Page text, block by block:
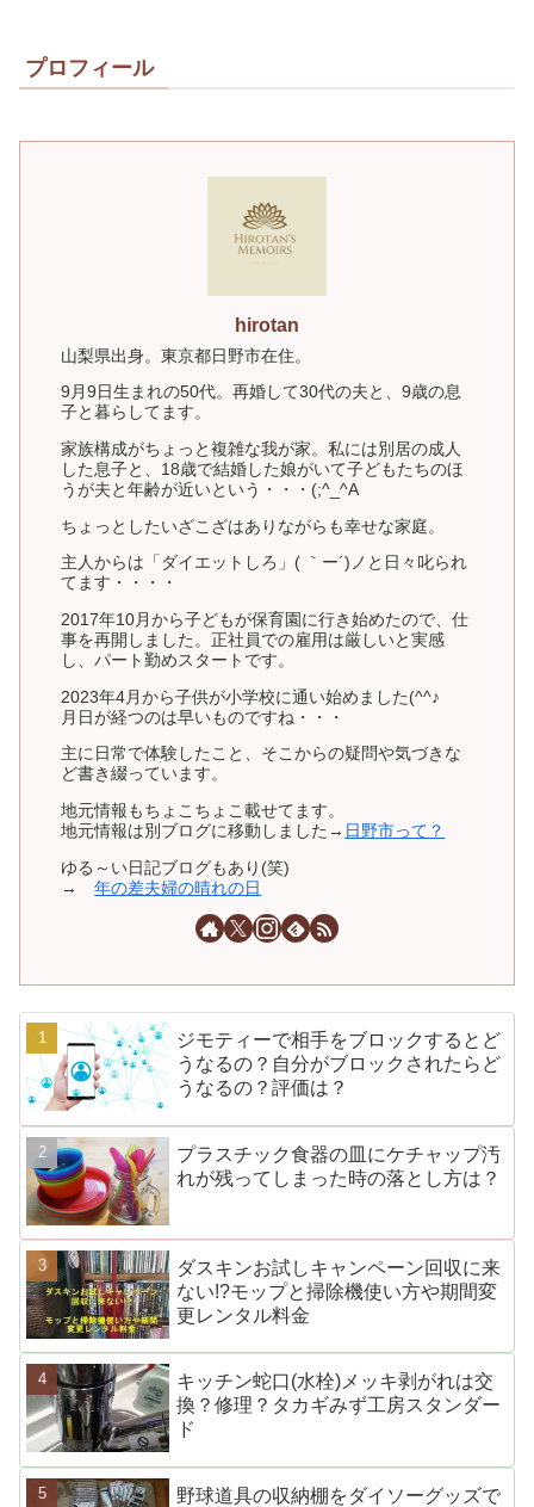
プロフィール
hirotan
山梨県出身。東京都日野市在住。
9月9日生まれの50代。再婚して30代の夫と、9歳の息
子と暮らしてます。
家族構成がちょっと複雑な我が家。私には別居の成人
した息子と、18歳で結婚した娘がいて子どもたちのほ
うが夫と年齢が近いという・・・(;^_^A
ちょっとしたいざこざはありながらも幸せな家庭。
主人からは「ダイエットしろ」( ｀ー´)ノと日々叱られ
てます・・・・
2017年10月から子どもが保育園に行き始めたので、仕
事を再開しました。正社員での雇用は厳しいと実感
し、パート勤めスタートです。
2023年4月から子供が小学校に通い始めました(^^♪
月日が経つのは早いものですね・・・
主に日常で体験したこと、そこからの疑問や気づきな
ど書き綴っています。
地元情報もちょこちょこ載せてます。
地元情報は別ブログに移動しました→ 日野市って？
ゆる～い日記ブログもあり(笑)
→年の差夫婦の晴れの日
ジモティーで相手をブロックするとど
うなるの？自分がブロックされたらど
うなるの？評価は？
プラスチック食器の皿にケチャップ汚
れが残ってしまった時の落とし方は？
ダスキンお試しキャンペーン回収に来
ない!?モップと掃除機使い方や期間変
更レンタル料金
キッチン蛇口(水栓)メッキ剥がれは交
換？修理？タカギみず工房スタンダー
ド
野球道具の収納棚をダイソーグッズで